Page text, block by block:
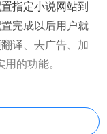
指定小说网站到
完成以后用户就
译、去广告、加
的功能。